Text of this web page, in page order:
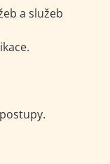
a služeb